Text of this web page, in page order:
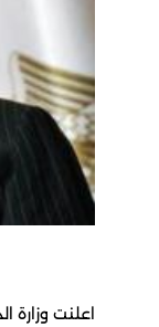
اعلنت وزارة